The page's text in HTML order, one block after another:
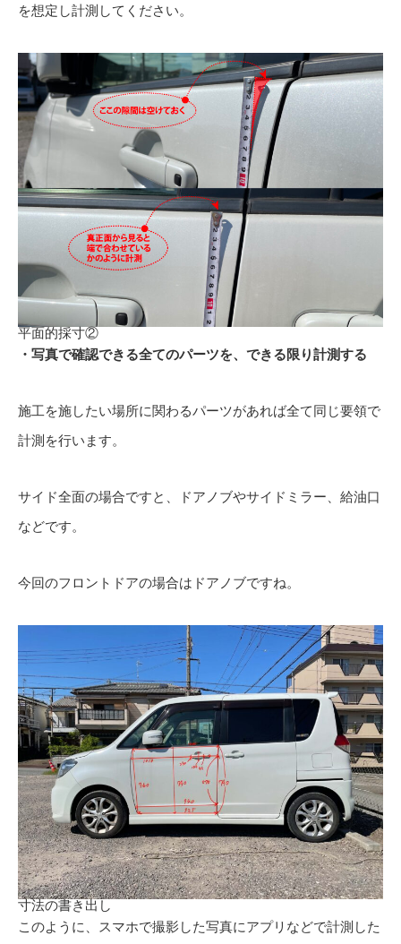
を想定し計測してください。
平面的採寸②
・写真で確認できる全てのパーツを、できる限り計測する
施工を施したい場所に関わるパーツがあれば全て同じ要領で
計測を行います。
サイド全面の場合ですと、ドアノブやサイドミラー、給油口
などです。
今回のフロントドアの場合はドアノブですね。
寸法の書き出し
このように、スマホで撮影した写真にアプリなどで計測した